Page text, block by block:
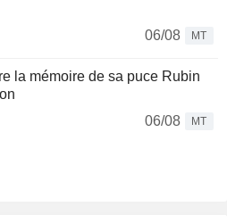
06/08
MT
la mémoire de sa puce Rubin
06/08
MT